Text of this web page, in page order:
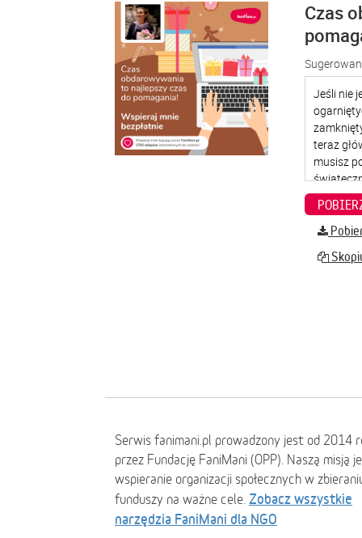
Czas
Serwis fanimani.pl prowadzony jest od 2014
przez Fundację FaniMani (OPP). Naszą misją
wspieranie organizacji społecznych w
funduszy na ważne cele. Zobacz wszystkie
narzędzia FaniMani dla NGO